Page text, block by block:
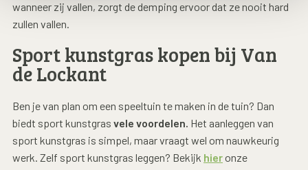
wanneer zij vallen, zorgt de demping ervoor dat ze nooit hard
zullen vallen.
Sport kunstgras kopen bij Van
de Lockant
Ben je van plan om een speeltuin te maken in de tuin? Dan
biedt sport kunstgras vele voordelen. Het aanleggen van
sport kunstgras is simpel, maar vraagt wel om nauwkeurig
werk. Zelf sport kunstgras leggen? Bekijk hieronze